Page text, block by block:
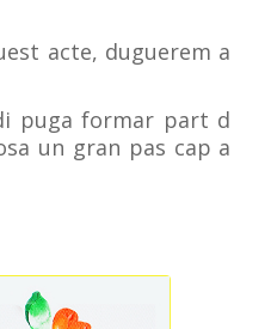
acte, duguerem a
puga formar part d
un gran pas cap a